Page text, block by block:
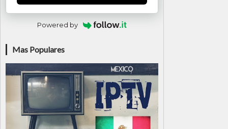
Powered by
Mas Populares